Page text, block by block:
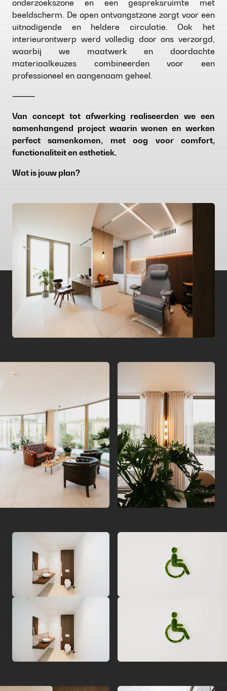
onderzoekszone en een gespreksruimte met
beeldscherm. De open ontvangstzone zorgt voor een
uitnodigende en heldere circulatie. Ook het
interieurontwerp werd volledig door ons verzorgd,
waarbij we maatwerk en doordachte
materiaalkeuzes combineerden voor een
professioneel en aangenaam geheel.
⸻
Van concept tot afwerking realiseerden we een
samenhangend project waarin wonen en werken
perfect samenkomen, met oog voor comfort,
functionaliteit en esthetiek.
Wat is jouw plan?